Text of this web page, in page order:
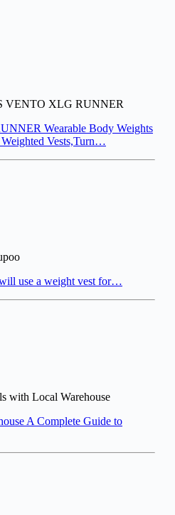
VENTO XLG RUNNER
Wearable Body Weights
Vests,Turn…
use a weight vest for…
with Local Warehouse
A Complete Guide to